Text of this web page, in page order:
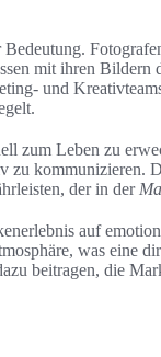
mit ihren
und
zum Leben zu
zu kommunizieren.
der in der
auf
was eine
beitragen, die